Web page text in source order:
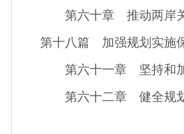
第六十章 推动两岸关系
第十八篇 加强规划实施
第六十一章 坚持和加强
第六十二章 健全规划实